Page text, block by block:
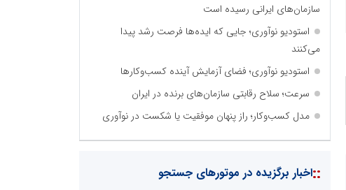
سازمان‌های ایرانی رسیده است
استودیو نوآوری؛ جایی که ایده‌ها فرصت رشد پیدا
می‌کنند
استودیو نوآوری؛ فضای آزمایش آینده کسب‌وکارها
سرعت؛ سلاح رقابتی سازمان‌های برنده در ایران
مدل کسب‌وکار؛ راز پنهان موفقیت یا شکست در نوآوری
::اخبار برگزیده در موتورهای جستجو